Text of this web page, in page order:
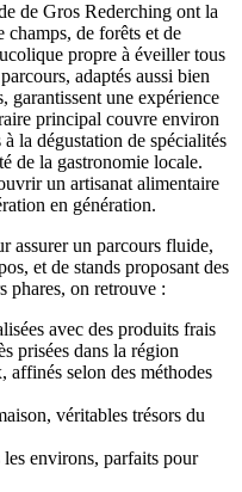
de Gros Rederching ont la
champs, de forêts et de
propre à éveiller tous
adaptés aussi bien
garantissent une expérience
principal couvre environ
la dégustation de spécialités
de la gastronomie locale.
un artisanat alimentaire
en génération.
assurer un parcours fluide,
et de stands proposant des
phares, on retrouve :
avec des produits frais
prisées dans la région
affinés selon des méthodes
véritables trésors du
environs, parfaits pour